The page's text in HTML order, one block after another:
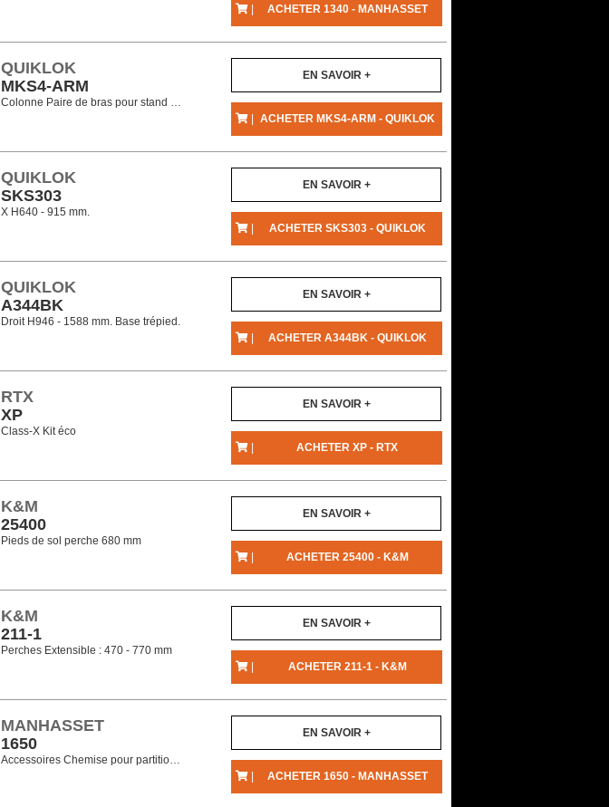
| ACHETER 1340 - MANHASSET
QUIKLOK
MKS4-ARM
Colonne Paire de bras pour stand …
EN SAVOIR +
| ACHETER MKS4-ARM - QUIKLOK
QUIKLOK
SKS303
X H640 - 915 mm.
EN SAVOIR +
| ACHETER SKS303 - QUIKLOK
QUIKLOK
A344BK
Droit H946 - 1588 mm. Base trépied.
EN SAVOIR +
| ACHETER A344BK - QUIKLOK
RTX
XP
Class-X Kit éco
EN SAVOIR +
| ACHETER XP - RTX
K&M
25400
Pieds de sol perche 680 mm
EN SAVOIR +
| ACHETER 25400 - K&M
K&M
211-1
Perches Extensible : 470 - 770 mm
EN SAVOIR +
| ACHETER 211-1 - K&M
MANHASSET
1650
Accessoires Chemise pour partitio…
EN SAVOIR +
| ACHETER 1650 - MANHASSET